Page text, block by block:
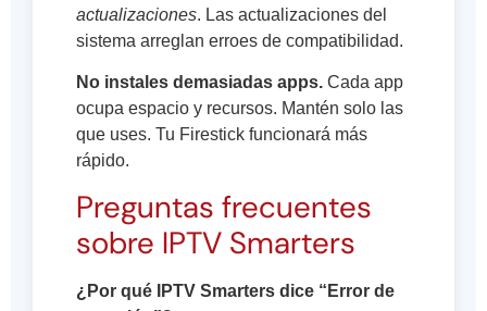
actualizaciones. Las actualizaciones del
sistema arreglan erroes de compatibilidad.
No instales demasiadas apps. Cada app
ocupa espacio y recursos. Mantén solo las
que uses. Tu Firestick funcionará más
rápido.
Preguntas frecuentes
sobre IPTV Smarters
¿Por qué IPTV Smarters dice “Error de